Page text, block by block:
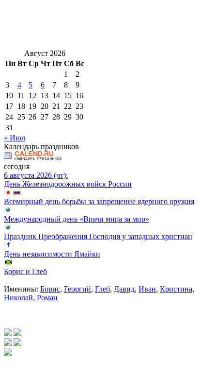
Август 2026
Пн Вт Ср Чт Пт Сб Вс
1
2
3
4 5 6 7 8
9
10 11 12 13 14 15 16
17 18 19 20 21 22 23
24 25 26 27 28 29 30
31
« Июл
Календарь праздников
сегодня
6 августа 2026 (чт):
День Железнодорожных войск России
Всемирный день борьбы за запрещение ядерного оружия
Международный день «Врачи мира за мир»
Праздник Преображения Господня у западных христиан
День независимости Ямайки
Борис и Глеб
Именины: Борис, Георгий, Глеб, Давид, Иван, Кристина,
Николай, Роман